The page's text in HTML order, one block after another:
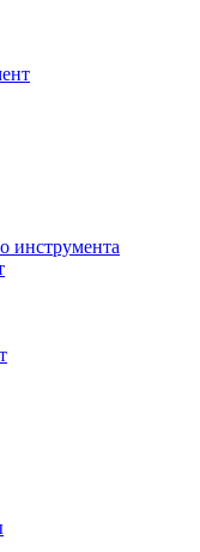
инструмента